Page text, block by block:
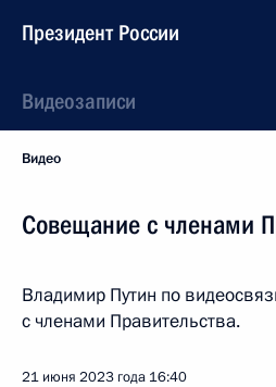
Президент России
Видеозаписи
Видео
Совещание с членами
Владимир Путин по
с членами Правительства.
21 июня 2023 года 16:40